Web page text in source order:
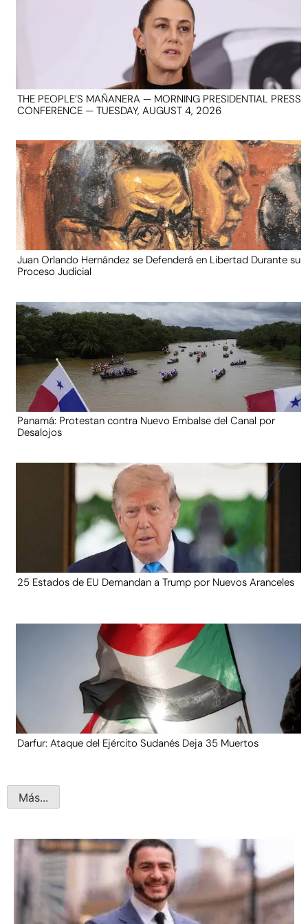
THE PEOPLE’S MAÑANERA — MORNING PRESIDENTIAL PRESS
CONFERENCE — TUESDAY, AUGUST 4, 2026
Juan Orlando Hernández se Defenderá en Libertad Durante su
Proceso Judicial
Panamá: Protestan contra Nuevo Embalse del Canal por
Desalojos
25 Estados de EU Demandan a Trump por Nuevos Aranceles
Darfur: Ataque del Ejército Sudanés Deja 35 Muertos
Más...